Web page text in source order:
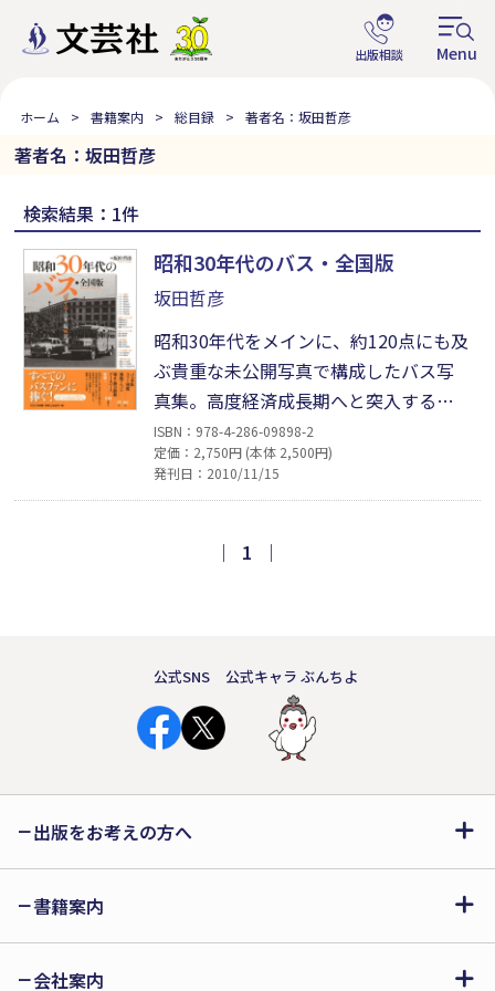
ホーム 書籍案内 総目録 著者名：坂田哲彦
著者名：坂田哲彦
検索結果：1件
昭和30年代のバス・全国版
坂田哲彦
昭和30年代をメインに、約120点にも及
ぶ貴重な未公開写真で構成したバス写
真集。高度経済成長期へと突入する、
バスが走る活気に満ちた日本を写した
写真の数々は、当時の風俗までもを切
りとり、バスファンならずとも見入って
車体カラー図鑑・88社／廃線アルバ
ISBN：978-4-286-09898-2
定価：2,750円 (本体 2,500円)
発刊日：2010/11/15
｜ 1 ｜
公式SNS 公式キャラ ぶんちよ
出版をお考えの方へ
書籍案内
会社案内